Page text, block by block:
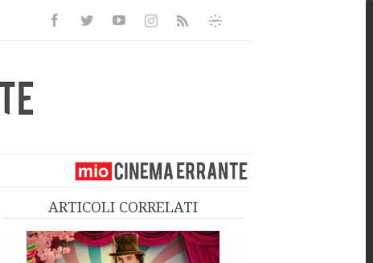
FacebookTwitterYoutubeInstagramRss
Informativa
ARTICOLI CORRELATI